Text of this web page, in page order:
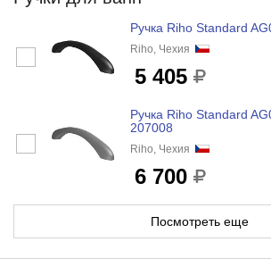
Ручка Riho Standard
Riho, Чехия
5 405
Ручка Riho Standard
207008
Riho, Чехия
6 700
Посмотреть еще